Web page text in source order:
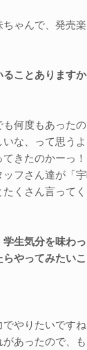
ゃんで、発売
ことありますか
何度もあった
な、って思う
きたのかーっ
フさん達が「
くさん言ってく
生気分を味わ
やってみたい
やりたいですね
あったので、